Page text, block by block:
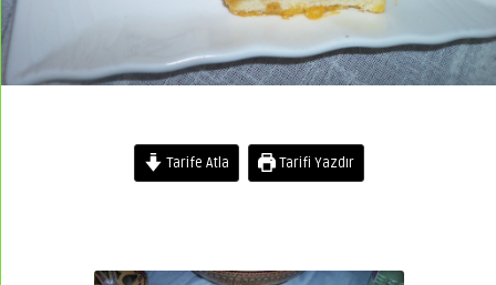
Tarife Atla Tarifi Yazdır